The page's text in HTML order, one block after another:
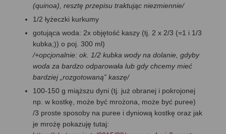
(quinoa), resztę przepisu traktując niezmiennie/
1/2 łyżeczki kurkumy
gotująca woda: 2x objętość kaszy (tj. 2 x 2/3 (=1 i 1/3
kubka;)) o poj. 300 ml)
/+opcjonalnie: ok. 1/2 kubka wody na dolanie, gdyby
woda za bardzo odparowała lub gdy chcemy mieć
bardziej „rozgotowaną” kaszę/
100-150 g miąższu dyni (tj. już obranej i pokrojonej
np. w kostkę, może być mrożona, może być puree)
/3 proste sposoby na puree i dyniową kostkę oraz jak
je mrożę pokazuję tutaj: